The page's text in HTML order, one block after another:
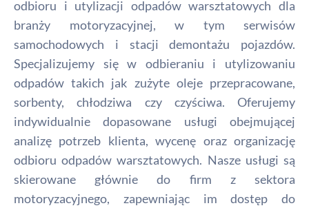
odbioru i utylizacji odpadów warsztatowych dla
branży motoryzacyjnej, w tym serwisów
samochodowych i stacji demontażu pojazdów.
Specjalizujemy się w odbieraniu i utylizowaniu
odpadów takich jak zużyte oleje przepracowane,
sorbenty, chłodziwa czy czyściwa. Oferujemy
indywidualnie dopasowane usługi obejmującej
analizę potrzeb klienta, wycenę oraz organizację
odbioru odpadów warsztatowych. Nasze usługi są
skierowane głównie do firm z sektora
motoryzacyjnego, zapewniając im dostęp do